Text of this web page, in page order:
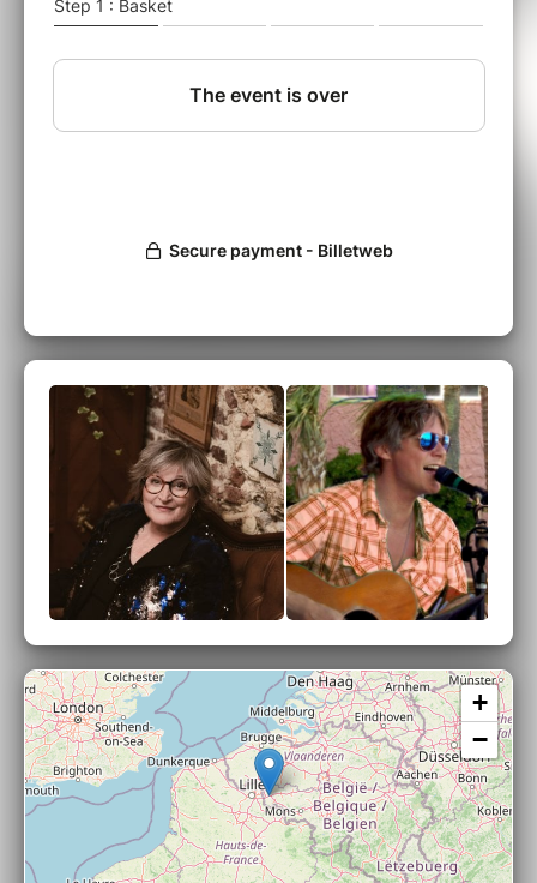
Thielemans, Arno en Adamo. Voor deze tournee gaat BJ
Alabama: Mel Knapp.
+
−